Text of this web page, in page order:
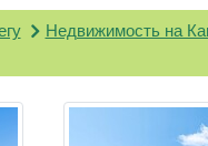
Недвижимость на